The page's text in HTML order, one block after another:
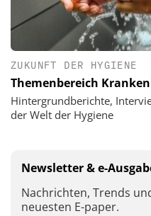
ZUKUNFT DER HYGIENE
Themenbereich
Hintergrundberichte,
der Welt der Hygiene
Newsletter & e-
Nachrichten, Trends
neuesten E-paper.